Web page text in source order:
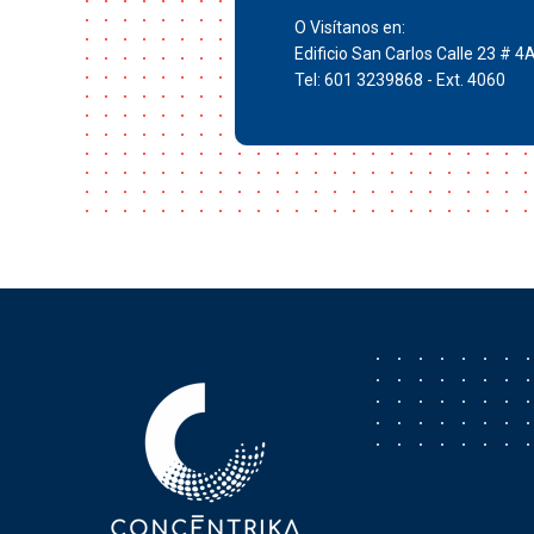
O Visítanos en:
Edificio San Carlos Calle 23 #
Tel: 601 3239868 - Ext. 4060